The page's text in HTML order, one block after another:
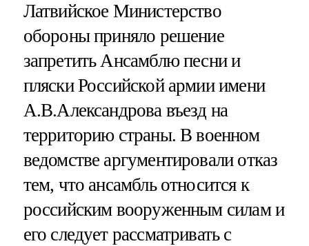
Латвийское Министерство
обороны приняло решение
запретить Ансамблю песни и
пляски Российской армии имени
А.В.Александрова въезд на
территорию страны. В военном
ведомстве аргументировали отказ
тем, что ансамбль относится к
российским вооруженным силам и
его следует рассматривать с